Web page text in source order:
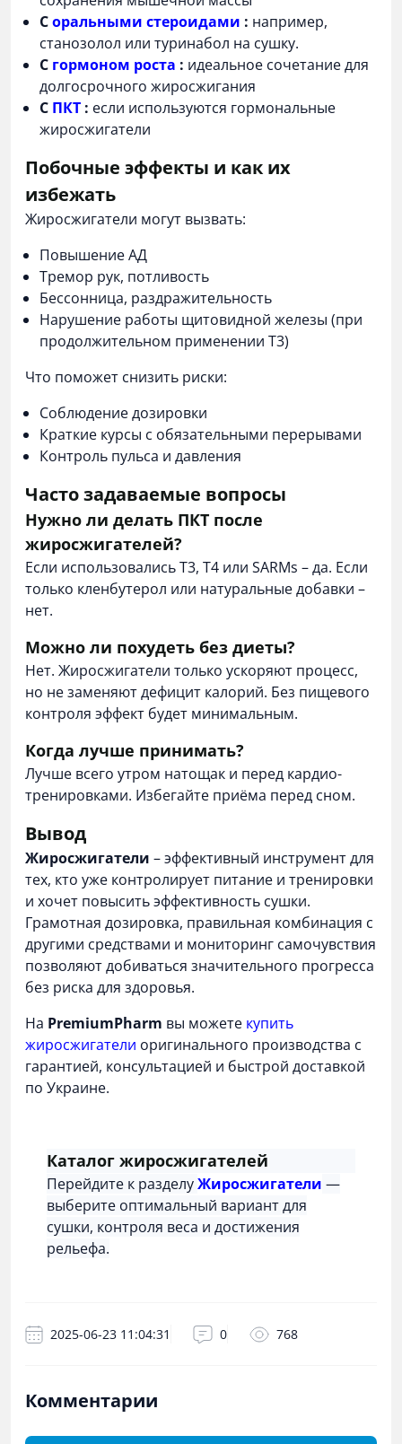
Соральными стероидами : например,
станозолол или туринабол на сушку.
С гормоном роста : идеальное сочетание для
долгосрочного жиросжигания
С ПКТ : если используются гормональные
жиросжигатели
Побочные эффекты и как их
избежать
Жиросжигатели могут вызвать:
Повышение АД
Тремор рук, потливость
Бессонница, раздражительность
Нарушение работы щитовидной железы (при
продолжительном применении Т3)
Что поможет снизить риски:
Соблюдение дозировки
Краткие курсы с обязательными перерывами
Контроль пульса и давления
Часто задаваемые вопросы
Нужно ли делать ПКТ после
жиросжигателей?
Если использовались Т3, Т4 или SARMs – да. Если
только кленбутерол или натуральные добавки –
нет.
Можно ли похудеть без диеты?
Нет. Жиросжигатели только ускоряют процесс,
но не заменяют дефицит калорий. Без пищевого
контроля эффект будет минимальным.
Когда лучше принимать?
Лучше всего утром натощак и перед кардио-
тренировками. Избегайте приёма перед сном.
Вывод
Жиросжигатели – эффективный инструмент для
тех, кто уже контролирует питание и тренировки
и хочет повысить эффективность сушки.
Грамотная дозировка, правильная комбинация с
другими средствами и мониторинг самочувствия
позволяют добиваться значительного прогресса
без риска для здоровья.
На PremiumPharm вы можете купить
жиросжигатели оригинального производства с
гарантией, консультацией и быстрой доставкой
по Украине.
Каталог жиросжигателей
Перейдите к разделуЖиросжигатели —
выберите оптимальный вариант для
сушки, контроля веса и достижения
рельефа.
2025-06-23 11:04:31 0 768
Комментарии